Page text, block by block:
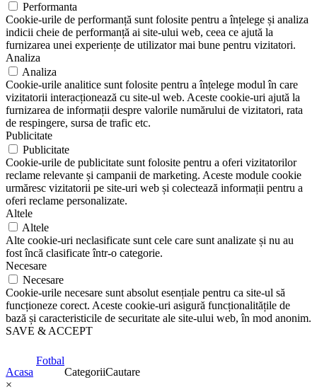
Performanta
Cookie-urile de performanță sunt folosite pentru a înțelege și analiza
indicii cheie de performanță ai site-ului web, ceea ce ajută la
furnizarea unei experiențe de utilizator mai bune pentru vizitatori.
Analiza
Analiza
Cookie-urile analitice sunt folosite pentru a înțelege modul în care
vizitatorii interacționează cu site-ul web. Aceste cookie-uri ajută la
furnizarea de informații despre valorile numărului de vizitatori, rata
de respingere, sursa de trafic etc.
Publicitate
Publicitate
Cookie-urile de publicitate sunt folosite pentru a oferi vizitatorilor
reclame relevante și campanii de marketing. Aceste module cookie
urmăresc vizitatorii pe site-uri web și colectează informații pentru a
oferi reclame personalizate.
Altele
Altele
Alte cookie-uri neclasificate sunt cele care sunt analizate și nu au
fost încă clasificate într-o categorie.
Necesare
Necesare
Cookie-urile necesare sunt absolut esențiale pentru ca site-ul să
funcționeze corect. Aceste cookie-uri asigură funcționalitățile de
bază și caracteristicile de securitate ale site-ului web, în mod anonim.
SAVE & ACCEPT
Acasa
Fotbal
CategoriiCautare
×